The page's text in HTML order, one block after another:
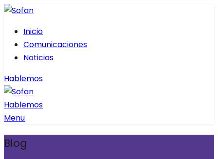
Inicio
Comunicaciones
Noticias
Hablemos
Hablemos
Menu
Blog